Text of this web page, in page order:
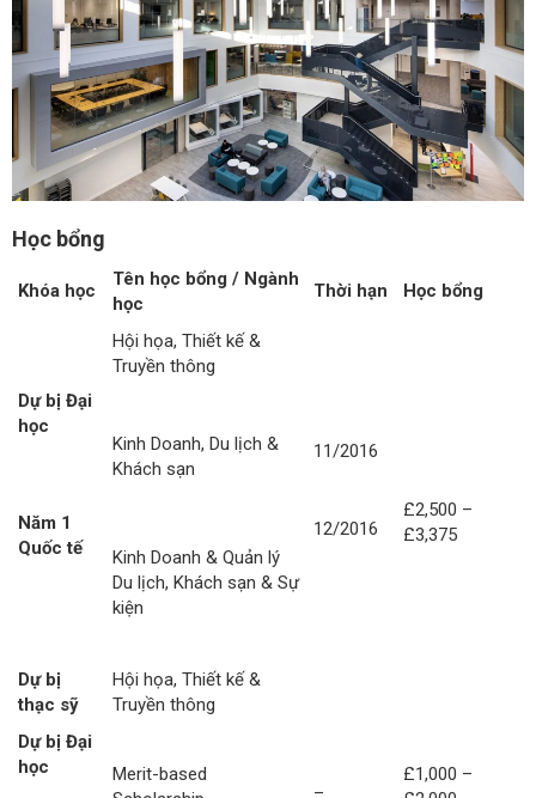
Học bổng
Khóa học
Tên học bổng / Ngành
học
Thời hạn Học bổng
Dự bị Đại
học
Hội họa, Thiết kế &
Truyền thông
Kinh Doanh, Du lịch &
Khách sạn
11/2016
12/2016
£2,500 –
£3,375
Năm 1
Quốc tế
Kinh Doanh & Quản lý
Du lịch, Khách sạn & Sự
kiện
Dự bị
thạc sỹ
Hội họa, Thiết kế &
Truyền thông
Dự bị Đại
học
Merit-based
£1,000 –